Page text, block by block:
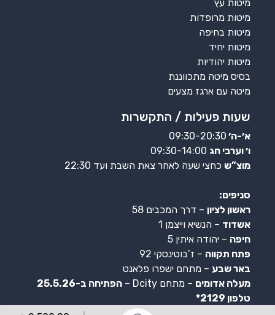
מיטות עץ
מיטות מרופדות
מיטות בחיפה
מיטות יחיד
מיטות יהודיות
בסיס מיטה מתכווננת
מיטה עם ארגז מצעים
שעות פעילות / התקשרות
א׳-ה׳ 09:30-20:30
ו׳ וערבי חג
מוצ”ש כחצי שעה לאחר צאת השבת ועד 22:30
סניפים:
ראשון לציון – דרך המכבים 58
אשדוד – הנשיא וייצמן 1
חיפה – יהודה איתין 5
פתח תקווה – ז’בוטינסקי 92
באר שבע – מתחם ישפרו פלאנט
מעלה אדומים – מתחם Dcity –
הפתיחה ב-25.5.26
טלפון 2129*